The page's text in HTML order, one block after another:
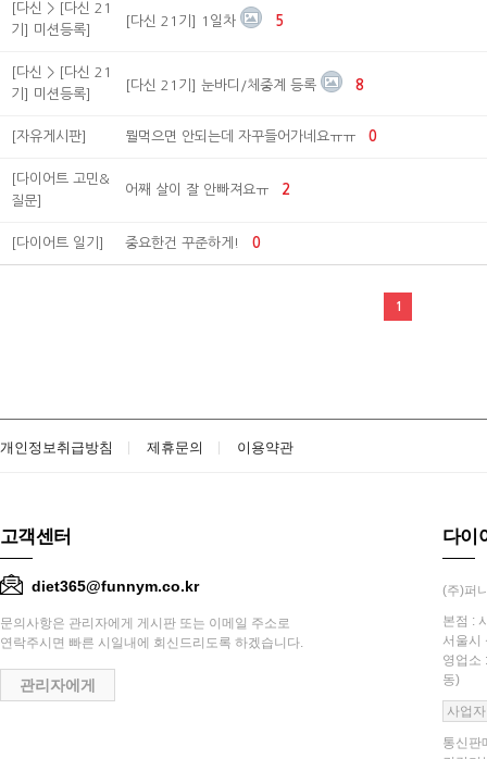
[다신 > [다신 21
기] 미션등록]
[다신 21기] 1일차 5
[다신 > [다신 21
기] 미션등록]
[다신 21기] 눈바디/체중계 등록 8
[자유게시판] 뭘먹으면 안되는데 자꾸들어가네요ㅠㅠ 0
[다이어트 고민&
질문]
어째 살이 잘 안빠져요ㅠ 2
[다이어트 일기] 중요한건 꾸준하게! 0
1
개인정보취급방침 제휴문의 이용약관
고객센터
diet365@funnym.co.kr
문의사항은 관리자에게 게시판 또는 이메일 주소로
연락주시면 빠른 시일내에 회신드리도록 하겠습니다.
관리자에게
다이
(주)퍼
본점 :
서울시
영업소
동)
사업
통신판